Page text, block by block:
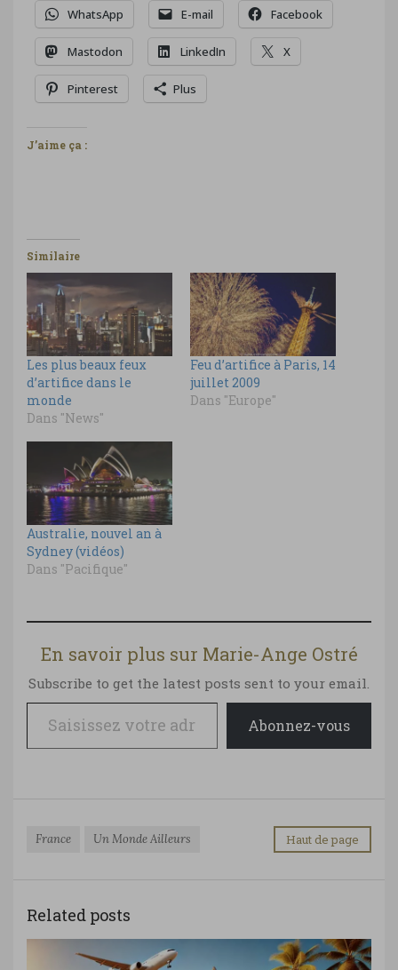
WhatsApp E-mail Facebook
Mastodon LinkedIn X
Pinterest Plus
J’aime ça :
Similaire
Les plus beaux feux
d’artifice dans le
monde
Dans "News"
Feu d’artifice à Paris, 14
juillet 2009
Dans "Europe"
Australie, nouvel an à
Sydney (vidéos)
Dans "Pacifique"
En savoir plus sur Marie-Ange Ostré
Subscribe to get the latest posts sent to your email.
Saisissez votre adresse e-mail…
Abonnez-vous
France Un Monde Ailleurs Haut de page
Related posts